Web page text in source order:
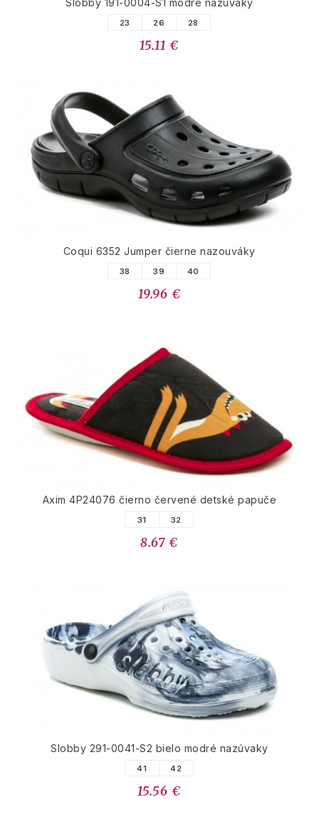
23 26 28
15.11 €
Coqui 6352 Jumper čierne nazouváky
38 39 40
19.96 €
Axim 4P24076 čierno červené detské papuče
31 32
8.67 €
Slobby 291-0041-S2 bielo modré nazúvaky
41 42
15.56 €